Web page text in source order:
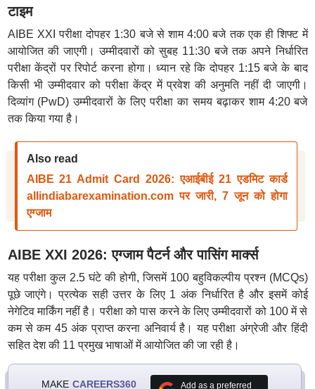
टाइम
AIBE XXI परीक्षा दोपहर 1:30 बजे से शाम 4:00 बजे तक एक ही शिफ्ट में
आयोजित की जाएगी। उम्मीदवारों को सुबह 11:30 बजे तक अपने निर्धारित
परीक्षा केंद्रों पर रिपोर्ट करना होगा। ध्यान रहे कि दोपहर 1:15 बजे के बाद
किसी भी उम्मीदवार को परीक्षा केंद्र में प्रवेश की अनुमति नहीं दी जाएगी।
दिव्यांग (PwD) उम्मीदवारों के लिए परीक्षा का समय बढ़ाकर शाम 4:20 बजे
तक किया गया है।
Also read
AIBE 21 Admit Card 2026: एआईबीई 21 एडमिट कार्ड
allindiabarexamination.com पर जारी, 7 जून को होगा
एग्जाम
AIBE XXI 2026: एग्जाम पैटर्न और पासिंग मार्क्स
यह परीक्षा कुल 2.5 घंटे की होगी, जिसमें 100 बहुविकल्पीय प्रश्न (MCQs)
पूछे जाएंगे। प्रत्येक सही उत्तर के लिए 1 अंक निर्धारित है और इसमें कोई
नेगेटिव मार्किंग नहीं है। परीक्षा को पास करने के लिए उम्मीदवारों को 100 में से
कम से कम 45 अंक प्राप्त करना अनिवार्य है। यह परीक्षा अंग्रेजी और हिंदी
सहित देश की 11 प्रमुख भाषाओं में आयोजित की जा रही है।
MAKE CAREERS360 Add as a preferred